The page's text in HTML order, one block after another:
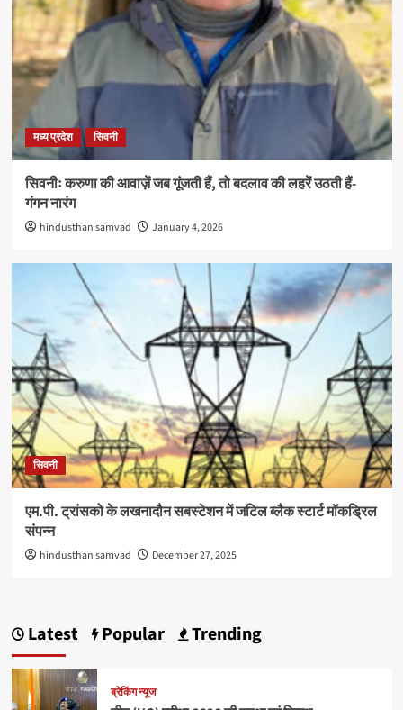
मध्य प्रदेश सिवनी
सिवनीः करुणा की आवाज़ें जब गूंजती हैं, तो बदलाव की लहरें उठती हैं-
गंगन नारंग
hindusthan samvad January 4, 2026
सिवनी
एम.पी. ट्रांसको के लखनादौन सबस्टेशन में जटिल ब्लैक स्टार्ट मॉकड्रिल
संपन्न
hindusthan samvad December 27, 2025
Latest Popular Trending
ब्रेकिंग न्यूज